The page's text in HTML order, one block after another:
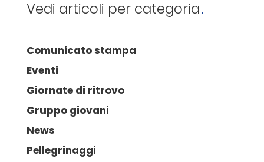
Vedi articoli per categoria
Comunicato stampa
Eventi
Giornate di ritrovo
Gruppo giovani
News
Pellegrinaggi